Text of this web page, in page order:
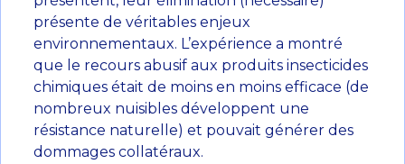
présente de véritables enjeux
environnementaux. L’expérience a montré
que le recours abusif aux produits insecticides
chimiques était de moins en moins efficace (de
nombreux nuisibles développent une
résistance naturelle) et pouvait générer des
dommages collatéraux.